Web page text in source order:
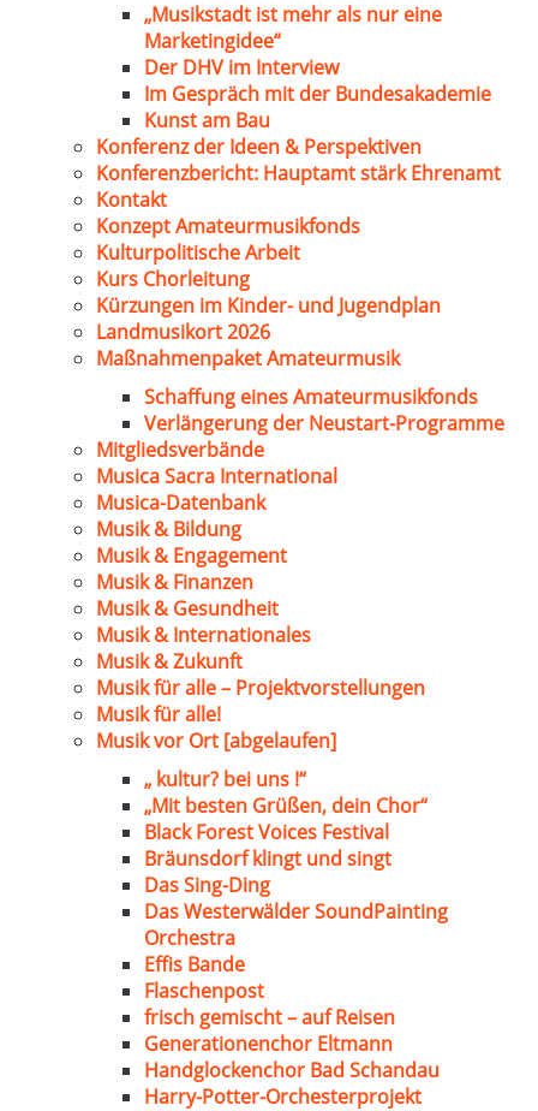
„Musikstadt ist mehr als nur eine
Marketingidee“
Der DHV im Interview
Im Gespräch mit der Bundesakademie
Kunst am Bau
Konferenz der Ideen & Perspektiven
Konferenzbericht: Hauptamt stärk Ehrenamt
Kontakt
Konzept Amateurmusikfonds
Kulturpolitische Arbeit
Kurs Chorleitung
Kürzungen im Kinder- und Jugendplan
Landmusikort 2026
Maßnahmenpaket Amateurmusik
Schaffung eines Amateurmusikfonds
Verlängerung der Neustart-Programme
Mitgliedsverbände
Musica Sacra International
Musica-Datenbank
Musik & Bildung
Musik & Engagement
Musik & Finanzen
Musik & Gesundheit
Musik & Internationales
Musik & Zukunft
Musik für alle – Projektvorstellungen
Musik für alle!
Musik vor Ort [abgelaufen]
„ kultur? bei uns !“
„Mit besten Grüßen, dein Chor“
Black Forest Voices Festival
Bräunsdorf klingt und singt
Das Sing-Ding
Das Westerwälder SoundPainting
Orchestra
Effis Bande
Flaschenpost
frisch gemischt – auf Reisen
Generationenchor Eltmann
Handglockenchor Bad Schandau
Harry-Potter-Orchesterprojekt